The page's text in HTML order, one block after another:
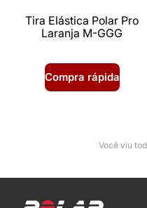
Tira Elástica Polar Pro
Laranja M-GGG
Compra rápida
Você viu